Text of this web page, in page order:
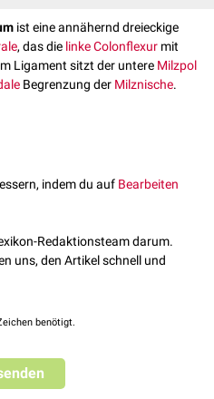
ist eine annähernd dreieckige
, das die linke Colonflexur mit
Ligament sitzt der untere Milzpol
Begrenzung der Milznische.
indem du auf Bearbeiten
Redaktionsteam darum.
uns, den Artikel schnell und
benötigt.